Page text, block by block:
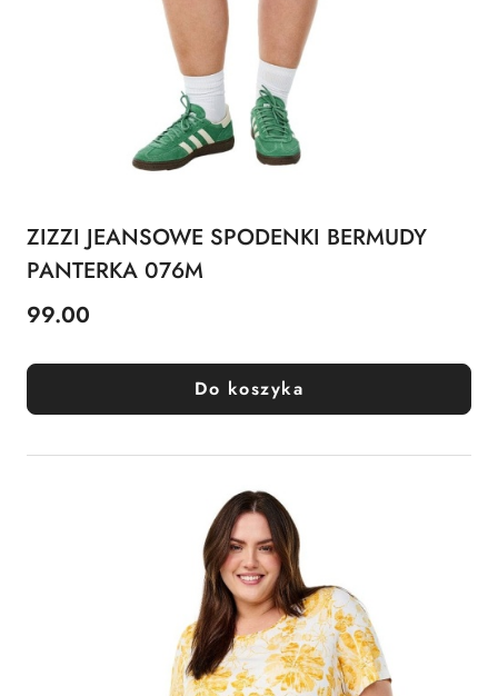
ZIZZI JEANSOWE SPODENKI BERMUDY
PANTERKA 076M
Cena:
99.00
Do koszyka